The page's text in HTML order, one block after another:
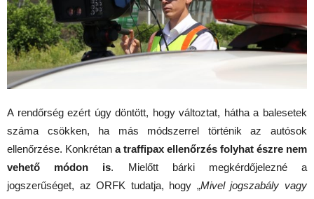
A rendőrség ezért úgy döntött, hogy változtat, hátha a balesetek
száma csökken, ha más módszerrel történik az autósok
ellenőrzése. Konkrétan a traffipax ellenőrzés folyhat észre nem
vehető módon is. Mielőtt bárki megkérdőjelezné a
jogszerűséget, az ORFK tudatja, hogy „Mivel jogszabály vagy